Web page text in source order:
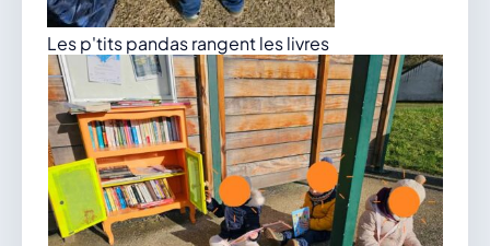
Les p'tits pandas rangent les livres